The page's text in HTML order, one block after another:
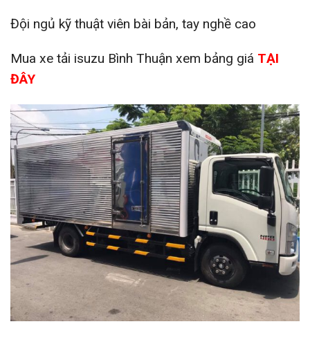
Đội ngủ kỹ thuật viên bài bản, tay nghề cao
Mua xe tải isuzu Bình Thuận xem bảng giá TẠI
ĐÂY